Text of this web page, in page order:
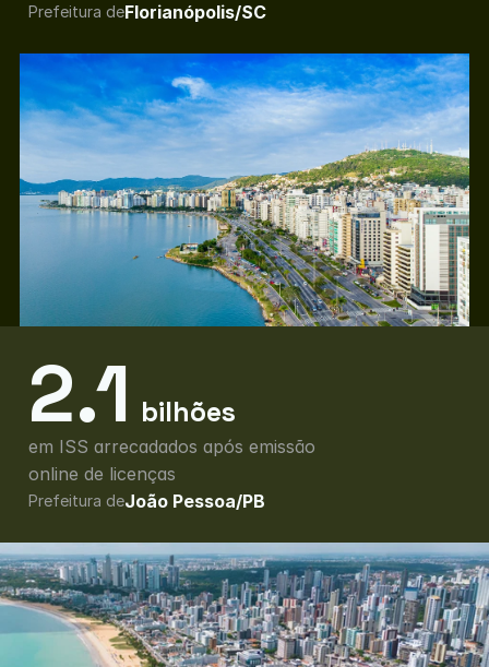
Prefeitura deFlorianópolis/SC
2.1 bilhões
em ISS arrecadados após emissão
online de licenças
Prefeitura deJoão Pessoa/PB